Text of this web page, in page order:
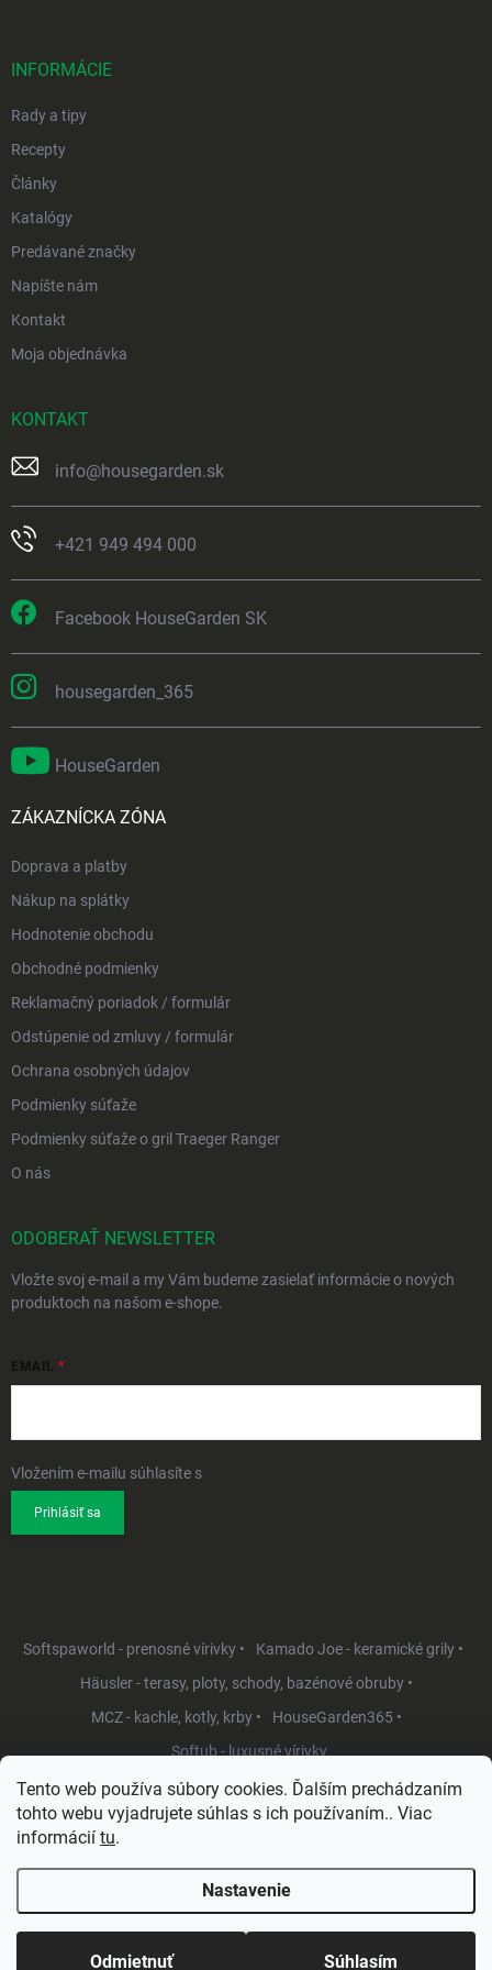
Tento web používa súbory cookies. Ďalším prechádzaním
tohto webu vyjadrujete súhlas s ich používaním.. Viac
informácií tu.
Nastavenie
Odmietnuť Súhlasím
INFORMÁCIE
Rady a tipy
Recepty
Články
Katalógy
Predávané značky
Napíšte nám
Kontakt
Moja objednávka
KONTAKT
info@housegarden.sk
+421 949 494 000
Facebook HouseGarden SK
housegarden_365
HouseGarden
ZÁKAZNÍCKA ZÓNA
Doprava a platby
Nákup na splátky
Hodnotenie obchodu
Obchodné podmienky
Reklamačný poriadok / formulár
Odstúpenie od zmluvy / formulár
Ochrana osobných údajov
Podmienky súťaže
Podmienky súťaže o gril Traeger Ranger
O nás
ODOBERAŤ NEWSLETTER
Vložte svoj e-mail a my Vám budeme zasielať informácie o nových
produktoch na našom e-shope.
EMAIL
Vložením e-mailu súhlasíte s
Prihlásiť sa
Softspaworld - prenosné vírivky •
Kamado Joe - keramické grily •
Häusler - terasy, ploty, schody, bazénové obruby •
MCZ - kachle, kotly, krby •
HouseGarden365 •
Softub - luxusné vírivky
Copyright 2026HouseGarden.sk. Všetky práva vyhradené.Upraviť